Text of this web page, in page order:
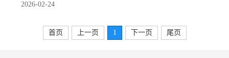
2026-02-24
首页 上一页 1 下一页 尾页